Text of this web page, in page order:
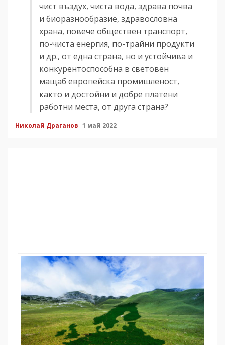
чист въздух, чиста вода, здрава почва
и биоразнообразие, здравословна
храна, повече обществен транспорт,
по-чиста енергия, по-трайни продукти
и др., от една страна, но и устойчива и
конкурентоспособна в световен
мащаб европейска промишленост,
както и достойни и добре платени
работни места, от друга страна?
Николай Драганов 1 май 2022